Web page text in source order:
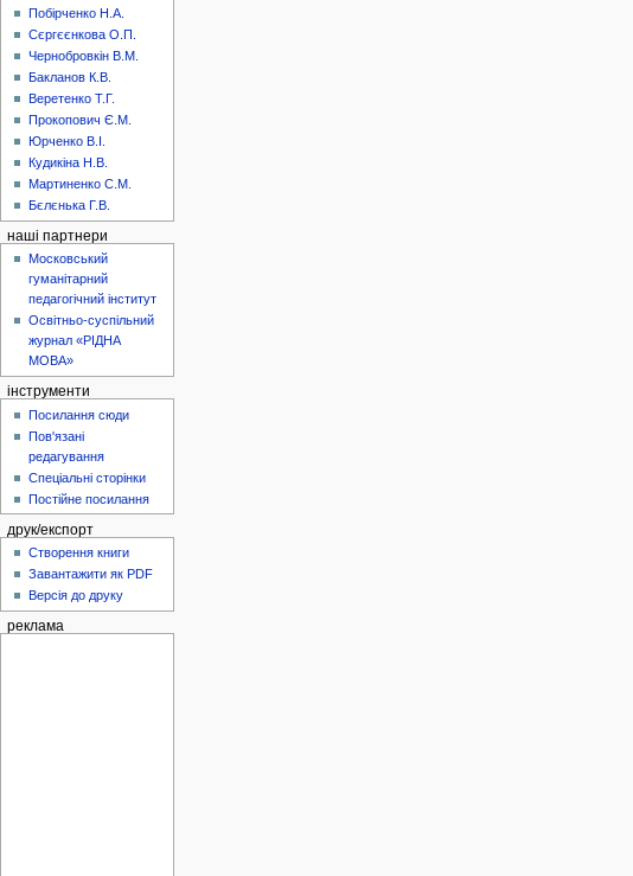
Побірченко Н.А.
Сєргєєнкова О.П.
Чернобровкін В.М.
Бакланов К.В.
Веретенко Т.Г.
Прокопович Є.М.
Юрченко В.І.
Кудикіна Н.В.
Мартиненко С.М.
Бєлєнька Г.В.
наші партнери
Московський
гуманітарний
педагогічний інститут
Освітньо-суспільний
журнал «РІДНА
МОВА»
інструменти
Посилання сюди
Пов'язані
редагування
Спеціальні сторінки
Постійне посилання
друк/експорт
Створення книги
Завантажити як PDF
Версія до друку
реклама